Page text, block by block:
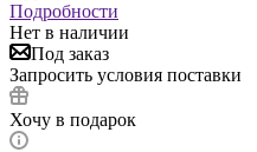
Подробности
Нет в наличии
Под заказ
Запросить условия поставки
Хочу в подарок